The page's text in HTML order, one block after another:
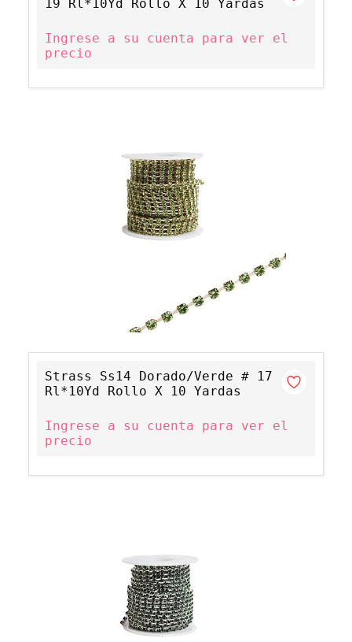
19 Rl*10Yd Rollo X 10 Yardas
Ingrese a su cuenta para ver el
precio
Strass Ss14 Dorado/Verde # 17
Rl*10Yd Rollo X 10 Yardas
Ingrese a su cuenta para ver el
precio